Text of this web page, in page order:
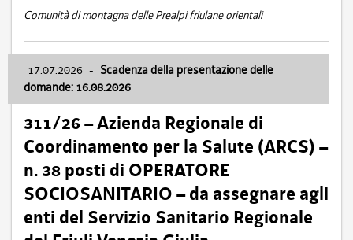
Comunità di montagna delle Prealpi friulane orientali
17.07.2026 - Scadenza della presentazione delle
domande: 16.08.2026
311/26 – Azienda Regionale di
Coordinamento per la Salute (ARCS) –
n. 38 posti di OPERATORE
SOCIOSANITARIO – da assegnare agli
enti del Servizio Sanitario Regionale